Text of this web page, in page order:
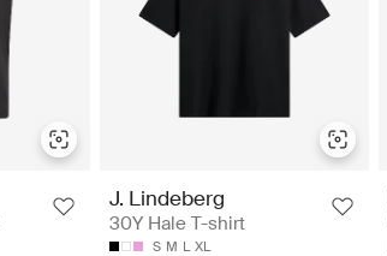
J. Lindeberg
30Y Hale T-shirt
S M L XL